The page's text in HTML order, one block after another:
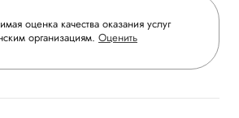
оценка качества оказания услуг
организациям. Оценить